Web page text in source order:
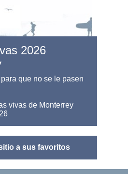
2026
que no se le pasen
vivas de Monterrey
a sus favoritos